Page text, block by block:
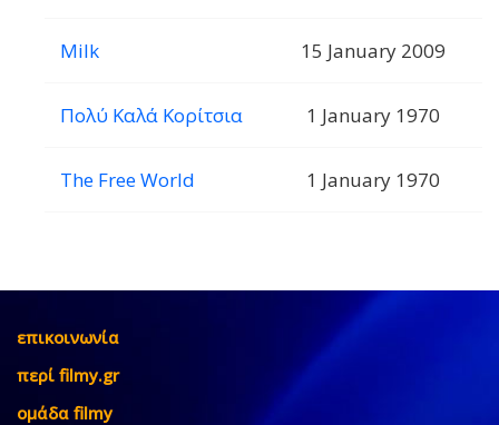
Milk 15 January 2009
Πολύ Καλά Κορίτσια 1 January 1970
The Free World 1 January 1970
επικοινωνία
περί filmy.gr
ομάδα filmy